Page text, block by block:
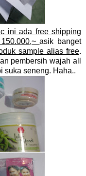
ini ada free shipping
150.000,~asik banget
sample alias free.
pembersih wajah all
suka seneng. Haha..